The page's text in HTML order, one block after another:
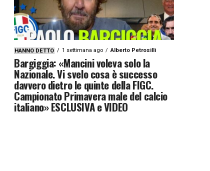
HANNO DETTO 1 settimana ago Alberto Petrosilli
Bargiggia: «Mancini voleva solo la
Nazionale. Vi svelo cosa è successo
davvero dietro le quinte della FIGC.
Campionato Primavera male del calcio
italiano» ESCLUSIVA e VIDEO